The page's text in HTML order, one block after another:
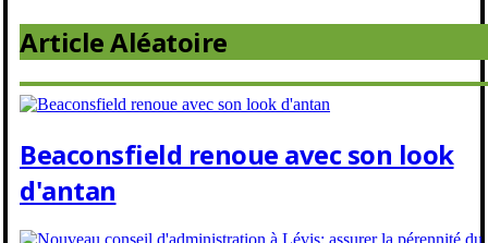
Article Aléatoire
Beaconsfield renoue avec son look
d'antan